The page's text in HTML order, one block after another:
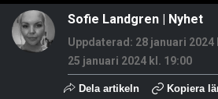
Sofie Landgren Nyhet
Uppdaterad: 28 januari 2024
25 januari 2024 kl. 19:00
Dela artikeln Kopiera